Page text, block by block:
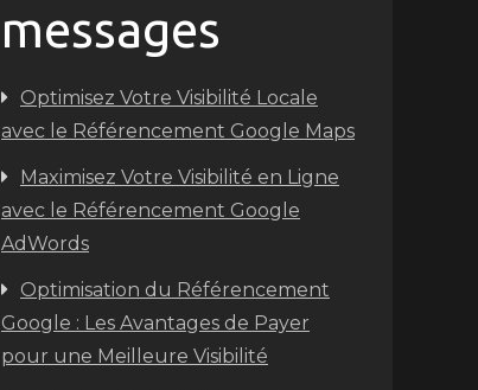
messages
Optimisez Votre Visibilité Locale
avec le Référencement Google Maps
Maximisez Votre Visibilité en Ligne
avec le Référencement Google
AdWords
Optimisation du Référencement
Google : Les Avantages de Payer
pour une Meilleure Visibilité